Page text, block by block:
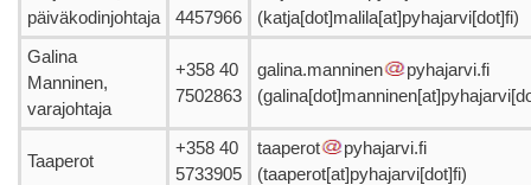
päiväkodinjohtaja
4457966
(katja[dot]malila[at]pyhajarvi[dot]fi)
Galina
Manninen,
varajohtaja
+358 40
7502863
galina.manninen
pyhajarvi.fi
Taaperot
+358 40
5733905
taaperot
pyhajarvi.fi
(taaperot[at]pyhajarvi[dot]fi)